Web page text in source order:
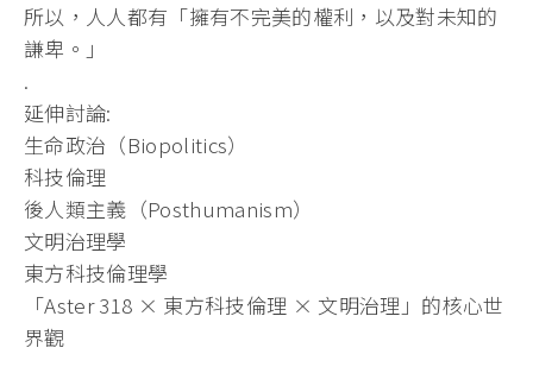
所以，人人都有「擁有不完美的權利，以及對未知的
謙卑。」
.
延伸討論:
生命政治（Biopolitics）
科技倫理
後人類主義（Posthumanism）
文明治理學
東方科技倫理學
「Aster 318 × 東方科技倫理 × 文明治理」的核心世
界觀